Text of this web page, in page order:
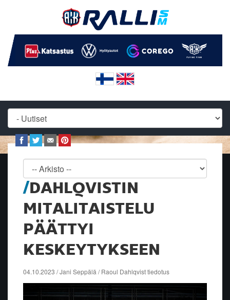
DAHLQVISTIN
MITALITAISTELU
PÄÄTTYI
KESKEYTYKSEEN
04.10.2023 / Jani Seppälä / Raoul Dahlqvist tiedotus